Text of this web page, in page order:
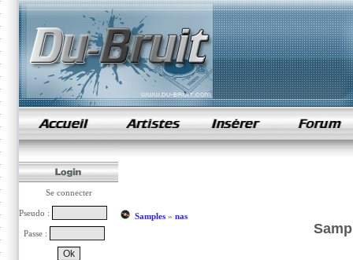
samples de rap
Se connecter
Pseudo :
Passe :
Samples» nas